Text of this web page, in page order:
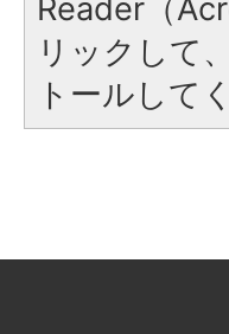
Reader（
リックして
トールして